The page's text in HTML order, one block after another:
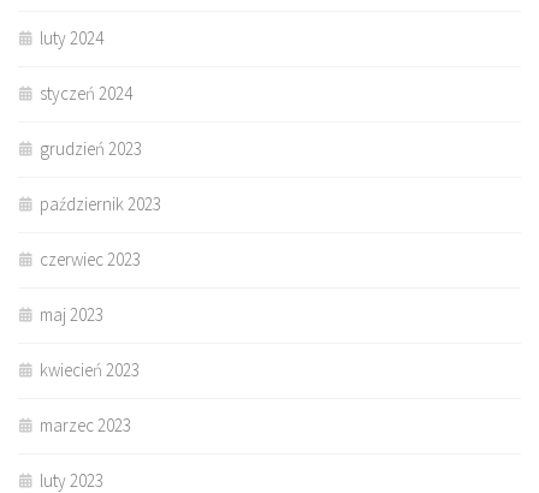
luty 2024
styczeń 2024
grudzień 2023
październik 2023
czerwiec 2023
maj 2023
kwiecień 2023
marzec 2023
luty 2023